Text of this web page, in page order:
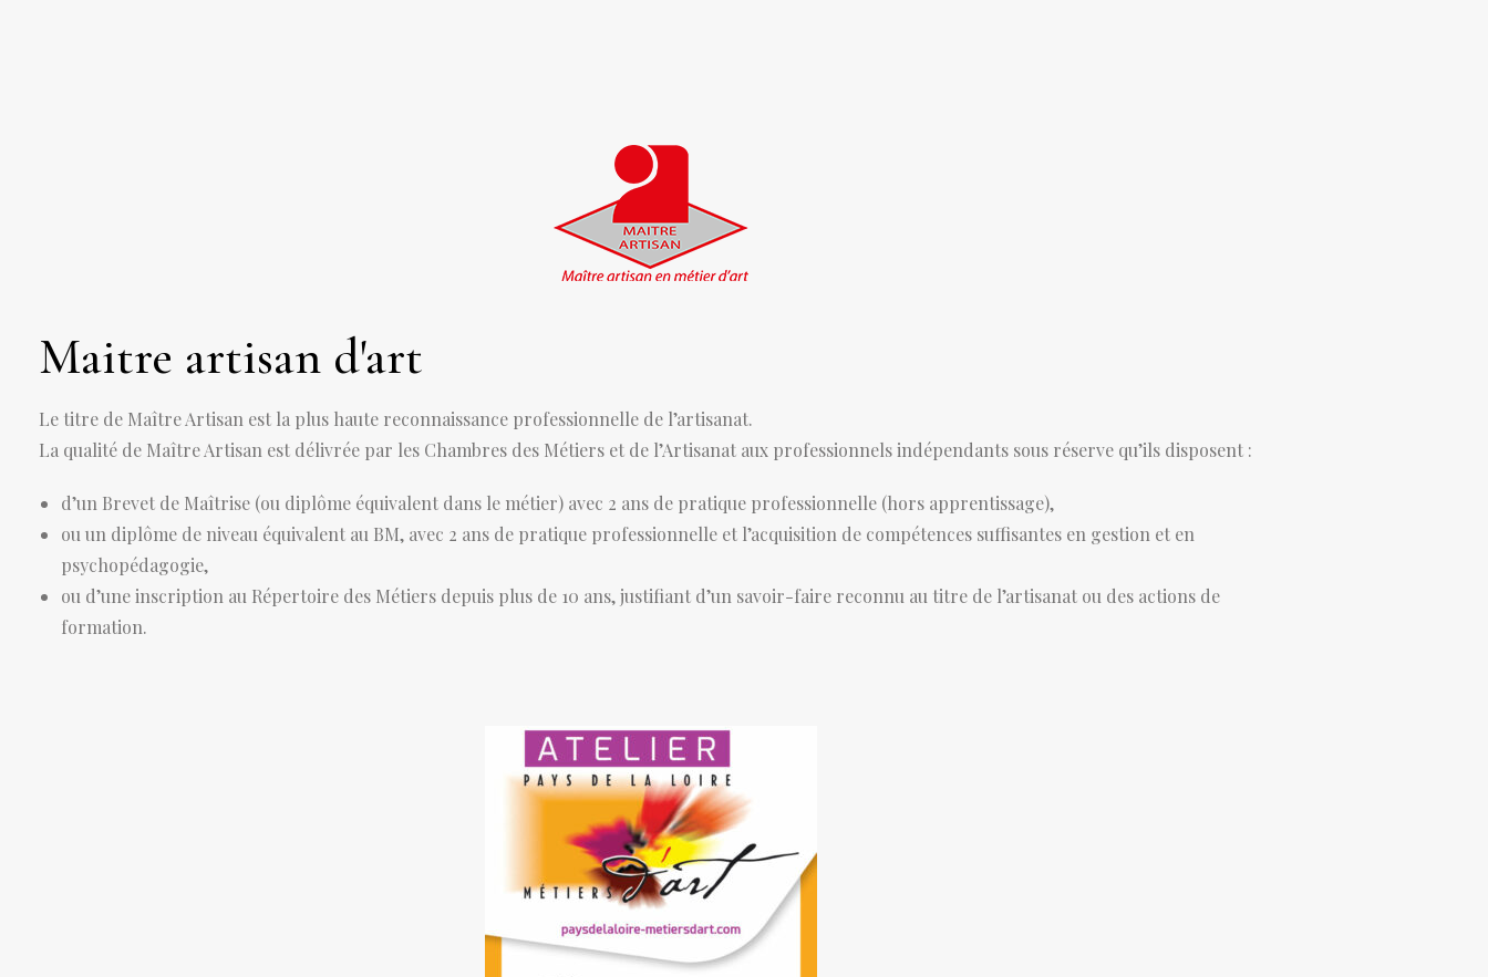
Maitre artisan d'art
Le titre de Maître Artisan est la plus haute reconnaissance professionnelle de l’artisanat.
La qualité de Maître Artisan est délivrée par les Chambres des Métiers et de l’Artisanat aux professionnels indépendants sous réserve qu’ils disposent :
d’un Brevet de Maîtrise (ou diplôme équivalent dans le métier) avec 2 ans de pratique professionnelle (hors apprentissage),
ou un diplôme de niveau équivalent au BM, avec 2 ans de pratique professionnelle et l’acquisition de compétences suffisantes en gestion et en
psychopédagogie,
ou d’une inscription au Répertoire des Métiers depuis plus de 10 ans, justifiant d’un savoir-faire reconnu au titre de l’artisanat ou des actions de
formation.